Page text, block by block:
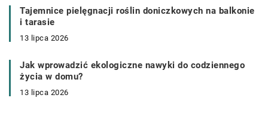
Tajemnice pielęgnacji roślin doniczkowych na balkonie
i tarasie
13 lipca 2026
Jak wprowadzić ekologiczne nawyki do codziennego
życia w domu?
13 lipca 2026